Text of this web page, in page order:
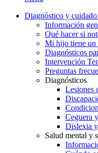
Diagnóstico y cuidado
Información
Qué hacer si
Mi hijo tiene un
Diagnósticos
Intervención
Preguntas
Diagnósticos
Lesiones
Ceguera
Dislexia
Salud mental y